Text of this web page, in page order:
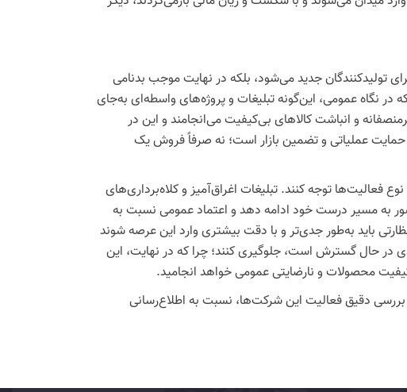
تولیدکنندگان جدید می‌شود، بلکه در نهایت موجب بدنامی
نگاه عمومی، این‌گونه تبلیغات و پروژه‌های واسطه‌ای به‌جای
و انباشت کالاهای بی‌کیفیت می‌انجامند و این در
حمایت عملیاتی و تضمین بازار است؛ نه صرفاً فروش یک
فعالیت‌ها توجه کنند. تبلیغات اغراق‌آمیز و کلاه‌برداری‌های
به مسیر درست خود ادامه دهد و اعتماد عمومی نسبت به
باید به‌طور جدی‌تر و با دقت بیشتری وارد این عرصه شوند
در حال گسترش است، جلوگیری کنند؛ چرا که در نهایت، این
محصولات و نارضایتی عمومی خواهد انجامید.
دقیق فعالیت این شرکت‌ها، نسبت به اطلاع‌رسانی